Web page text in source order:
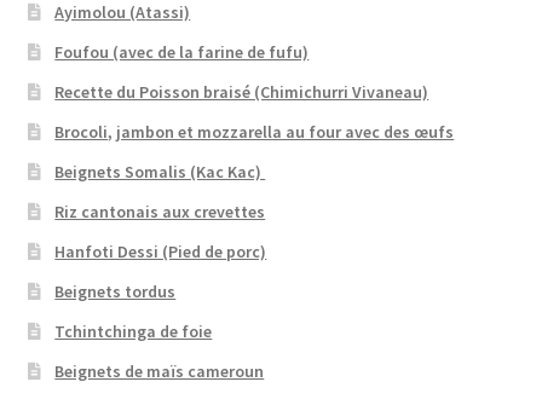
Ayimolou (Atassi)
Foufou (avec de la farine de fufu)
Recette du Poisson braisé (Chimichurri Vivaneau)
Brocoli, jambon et mozzarella au four avec des œufs
Beignets Somalis (Kac Kac)
Riz cantonais aux crevettes
Hanfoti Dessi (Pied de porc)
Beignets tordus
Tchintchinga de foie
Beignets de maïs cameroun